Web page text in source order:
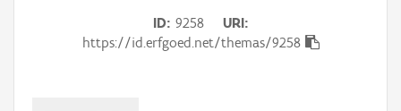
ID 9258
URI
https://id.erfgoed.net/themas/9258